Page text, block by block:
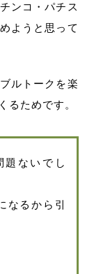
ンコ・パチス
ようと思って
ルトークを楽
るためです。
題ないでし
なるから引